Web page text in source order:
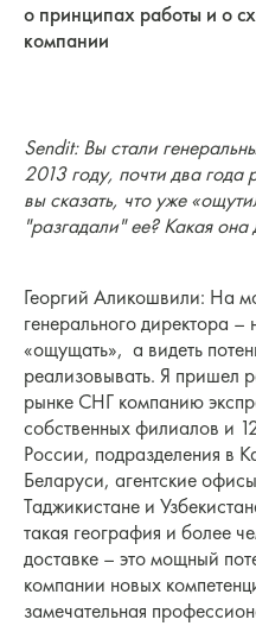
о принципах работы и о
компании
Sendit: Вы стали
2013 году, почти два
вы сказать, что уже
"разгадали" ее? Какая она
Георгий Аликошвили: На
генерального директора –
«ощущать», а видеть
реализовывать. Я пришел
рынке СНГ компанию
собственных филиалов и
России, подразделения в
Беларуси, агентские
Таджикистане и
такая география и более
доставке – это мощный
компании новых
замечательная